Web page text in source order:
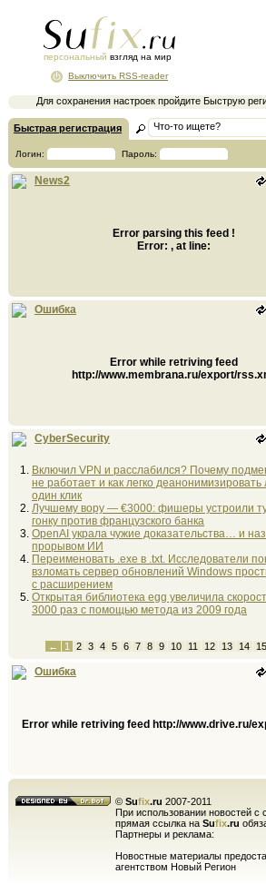
персональный взгляд на мир
Для сохранения настроек пройдите Быструю
Выключить RSS-reader
Быстрая регистрация
Логин: Пароль:
News2
Error parsing this feed !
Error: , at line:
Ошибка
Error while retriving feed
http://www.membrana.ru/export/
CyberSecurity
Включил VPN и расслабился? Почему
не работает и как легко деанонимизировать
один клик
Лучшему вору — €3000: фишеры устроили
гонку против французского банка
OpenAI украла чужие доказательства… и
прорывом ИИ
Переименовать .exe в .txt. Исследователи
взломать сервер обновлений Windows
с расширением
Открытая библиотека egg увеличила
3000 раз с помощью метода из 2009 года
← 1 2 3 4 5 6 7 8 9 10 11 12 13 14 15
Ошибка
Error while retriving feed http://www.drive.ru/
© Sufix.ru 2007-2011
При использовании новостей с
прямая ссылка на Sufix.ru
Партнеры и реклама:
Новостные материалы
агентством Новый Регион